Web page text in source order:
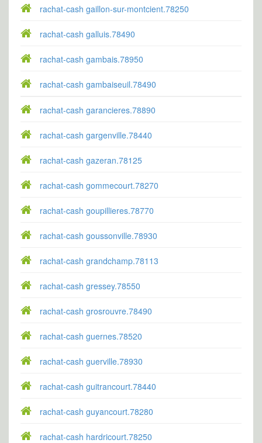
rachat-cash gaillon-sur-montcient.78250
rachat-cash galluis.78490
rachat-cash gambais.78950
rachat-cash gambaiseuil.78490
rachat-cash garancieres.78890
rachat-cash gargenville.78440
rachat-cash gazeran.78125
rachat-cash gommecourt.78270
rachat-cash goupillieres.78770
rachat-cash goussonville.78930
rachat-cash grandchamp.78113
rachat-cash gressey.78550
rachat-cash grosrouvre.78490
rachat-cash guernes.78520
rachat-cash guerville.78930
rachat-cash guitrancourt.78440
rachat-cash guyancourt.78280
rachat-cash hardricourt.78250